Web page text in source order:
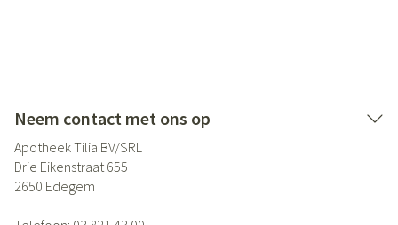
Neem contact met ons op
Apotheek Tilia BV/SRL
Drie Eikenstraat 655
2650 Edegem